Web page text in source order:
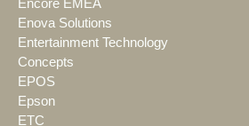
Encore EMEA
Enova Solutions
Entertainment Technology
Concepts
EPOS
Epson
ETC